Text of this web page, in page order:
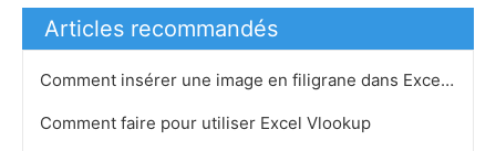
Articles recommandés
Comment insérer une image en filigrane dans Excel 2007
Comment faire pour utiliser Excel Vlookup